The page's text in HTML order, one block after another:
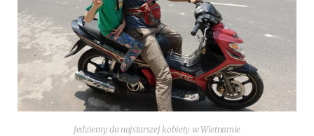
Jedzie­my do naj­star­szej kobie­ty w Wietnamie